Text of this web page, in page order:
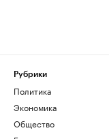
Рубрики
Политика
Экономика
Общество